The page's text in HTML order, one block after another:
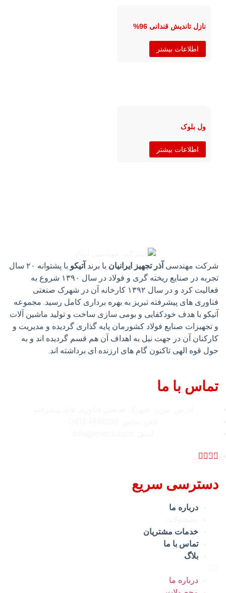
نازل تاندیش قندانی 96%
اطلاعات بیشتر
ول بلوک
اطلاعات بیشتر
شرکت مهندسی آذر تجهیز ایرانیان با برند آتیکو
با پشتوانه ۲۰ سال
تجربه در صنایع ریخته گری و فولاد در سال ۱۳۹۰ شروع به
فعالیت کرد و در سال ۱۳۹۲ کارخانه آن در شهرک صنعتی
فناوری های پیشرفته تبریز به بهره برداری کامل رسید. مجموعه
آتیکو با هدف خودکفایی و بومی سازی ساخت و تولید ماشین آلات
و تجهیزات صنایع فولاد کشورمان پایه گذاری گردیده و مدیریت و
کارکنان آن در جهت نیل به اهداف آن هم قسم گردیده اند و به
حول قوه الهی تاکنون گام های ارزنده ای برداشته اند.
تماس با ما
دسترسی سریع
درباره ما
خدمات مشتریان
تماس با ما
بلاگ
درباره ما